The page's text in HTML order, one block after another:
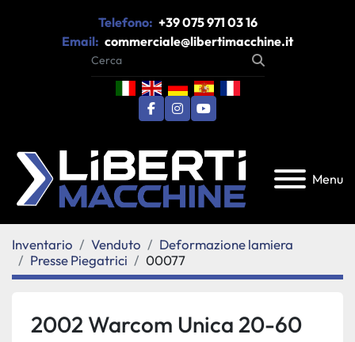
Telefono: +39 075 971 03 16
Email: commerciale@libertimacchine.it
facebook
instagram
youtube
Menu
Inventario Venduto
Deformazione lamiera
Presse Piegatrici
00077
2002 Warcom Unica 20-60